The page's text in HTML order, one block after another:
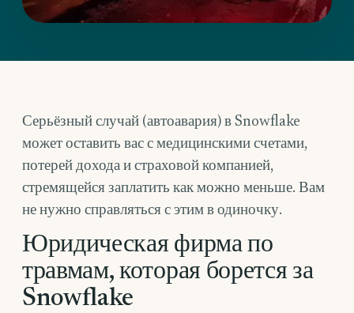
Серьёзный случай (автоавария) в Snowflake
может оставить вас с медицинскими счетами,
потерей дохода и страховой компанией,
стремящейся заплатить как можно меньше. Вам
не нужно справляться с этим в одиночку.
Юридическая фирма по
травмам, которая борется за
Snowflake